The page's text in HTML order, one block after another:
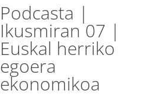
Podcasta |
Ikusmiran 07 |
Euskal herriko
egoera
ekonomikoa